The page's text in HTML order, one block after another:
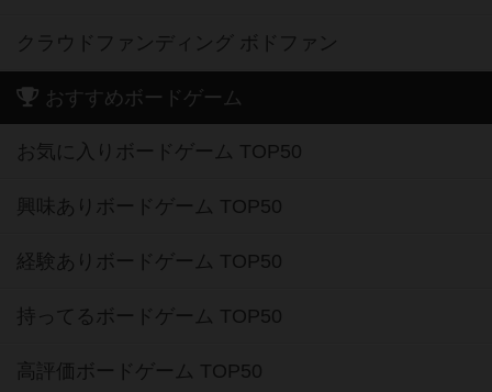
クラウドファンディング ボドファン
おすすめボードゲーム
お気に入りボードゲーム TOP50
興味ありボードゲーム TOP50
経験ありボードゲーム TOP50
持ってるボードゲーム TOP50
高評価ボードゲーム TOP50